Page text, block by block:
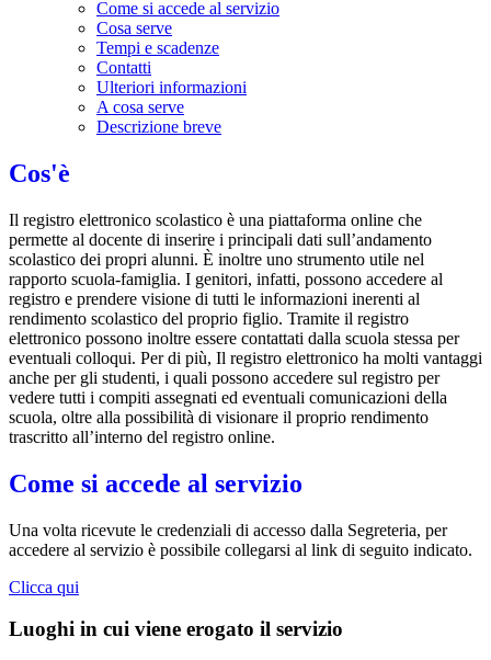
Come si accede al servizio
Cosa serve
Tempi e scadenze
Contatti
Ulteriori informazioni
A cosa serve
Descrizione breve
Cos'è
Il registro elettronico scolastico è una piattaforma online che
permette al docente di inserire i principali dati sull’andamento
scolastico dei propri alunni. È inoltre uno strumento utile nel
rapporto scuola-famiglia. I genitori, infatti, possono accedere al
registro e prendere visione di tutti le informazioni inerenti al
rendimento scolastico del proprio figlio. Tramite il registro
elettronico possono inoltre essere contattati dalla scuola stessa per
eventuali colloqui. Per di più, Il registro elettronico ha molti vantaggi
anche per gli studenti, i quali possono accedere sul registro per
vedere tutti i compiti assegnati ed eventuali comunicazioni della
scuola, oltre alla possibilità di visionare il proprio rendimento
trascritto all’interno del registro online.
Come si accede al servizio
Una volta ricevute le credenziali di accesso dalla Segreteria, per
accedere al servizio è possibile collegarsi al link di seguito indicato.
Clicca qui
Luoghi in cui viene erogato il servizio